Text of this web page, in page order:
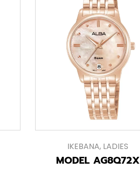
IKEBANA, LADIES
MODEL AG8Q72X